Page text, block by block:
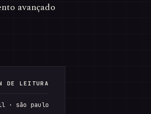
avançado
DE LEITURA
· são paulo